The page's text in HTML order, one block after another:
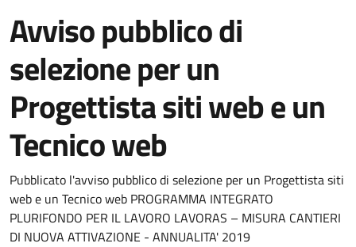
Avviso pubblico di
selezione per un
Progettista siti web e un
Tecnico web
Dettaglio del documento
Pubblicato l'avviso pubblico di selezione per un Progettista siti
web e un Tecnico web PROGRAMMA INTEGRATO
PLURIFONDO PER IL LAVORO LAVORAS – MISURA CANTIERI
DI NUOVA ATTIVAZIONE - ANNUALITA' 2019